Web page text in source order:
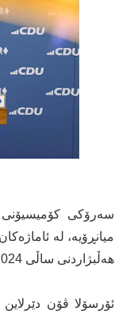
سەرۆکی کۆمیسیۆنی
میانڕۆیە، لە
هەڵبژاردنی ساڵی 2024ـی پەرلەمانی یەکێتییەکە نیگەرانە.
ئۆرسۆلا ڤۆن